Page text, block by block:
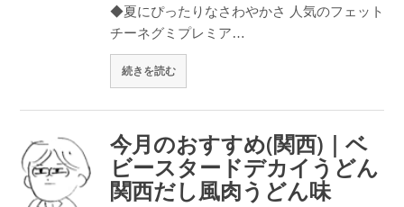
◆夏にぴったりなさわやかさ 人気のフェット
チーネグミプレミア…
続きを読む
今月のおすすめ(関西)｜ベ
ビースタードデカイうどん
関西だし風肉うどん味